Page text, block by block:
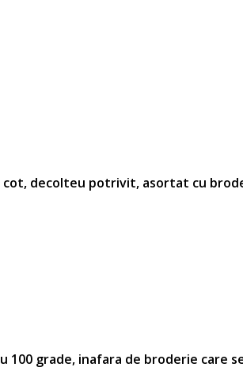
cot, decolteu potrivit, asortat cu
100 grade, inafara de broderie care